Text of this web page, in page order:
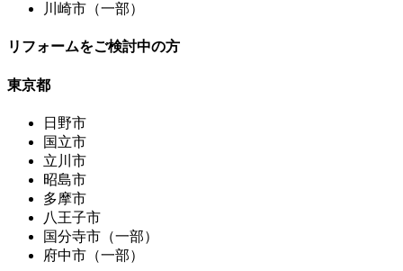
川崎市（一部）
リフォームをご検討中の方
東京都
日野市
国立市
立川市
昭島市
多摩市
八王子市
国分寺市（一部）
府中市（一部）